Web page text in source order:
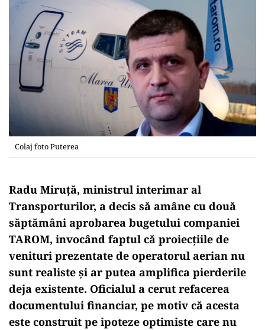
Colaj foto Puterea
Radu Miruță, ministrul interimar al
Transporturilor, a decis să amâne cu două
săptămâni aprobarea bugetului companiei
TAROM, invocând faptul că proiecțiile de
venituri prezentate de operatorul aerian nu
sunt realiste și ar putea amplifica pierderile
deja existente. Oficialul a cerut refacerea
documentului financiar, pe motiv că acesta
este construit pe ipoteze optimiste care nu